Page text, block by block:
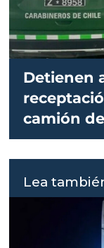
Detienen
camión
Lea